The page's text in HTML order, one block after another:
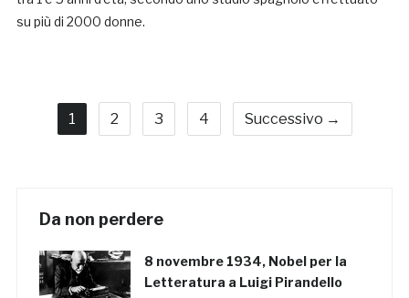
su più di 2000 donne.
1 2 3 4 Successivo →
Da non perdere
8 novembre 1934, Nobel per la
Letteratura a Luigi Pirandello